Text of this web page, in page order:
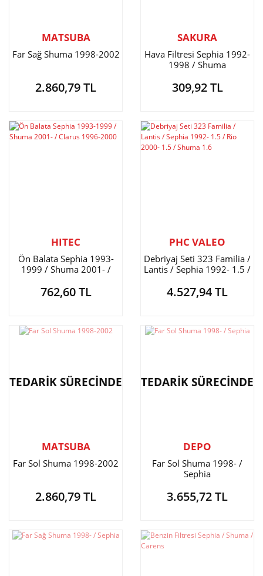
MATSUBA
Far Sağ Shuma 1998-2002
2.860,79 TL
SAKURA
Hava Filtresi Sephia 1992-
1998 / Shuma
309,92 TL
HITEC
Ön Balata Sephia 1993-
1999 / Shuma 2001- /
762,60 TL
PHC VALEO
Debriyaj Seti 323 Familia /
Lantis / Sephia 1992- 1.5 /
4.527,94 TL
TEDARİK SÜRECİNDE
MATSUBA
Far Sol Shuma 1998-2002
2.860,79 TL
TEDARİK SÜRECİNDE
DEPO
Far Sol Shuma 1998- /
Sephia
3.655,72 TL